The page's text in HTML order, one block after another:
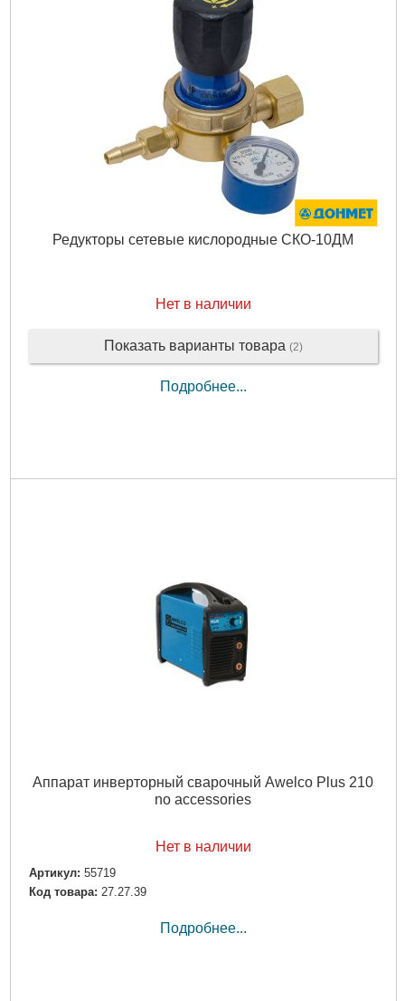
Редукторы сетевые кислородные СКО-10ДМ
Нет в наличии
Показать варианты товара (2)
Подробнее...
Аппарат инверторный сварочный Awelco Plus 210
no accessories
Нет в наличии
Артикул: 55719
Код товара: 27.27.39
Подробнее...